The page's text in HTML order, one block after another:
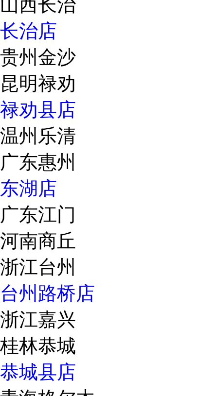
山西长治
长治店
贵州金沙
昆明禄劝
禄劝县店
温州乐清
广东惠州
东湖店
广东江门
河南商丘
浙江台州
台州路桥店
浙江嘉兴
桂林恭城
恭城县店